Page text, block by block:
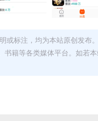
或标注，均为本站原创发布
书籍等各类媒体平台。如若